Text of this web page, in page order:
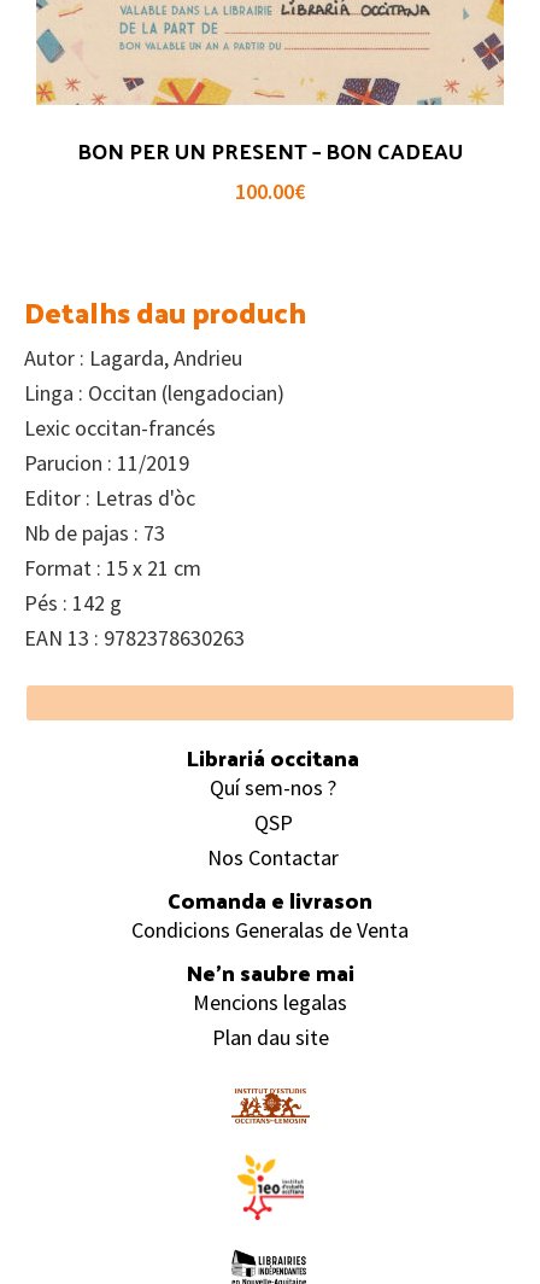
BON PER UN PRESENT – BON CADEAU
100.00€
Detalhs dau produch
Autor : Lagarda, Andrieu
Linga : Occitan (lengadocian)
Lexic occitan-francés
Parucion : 11/2019
Editor : Letras d'òc
Nb de pajas : 73
Format : 15 x 21 cm
Pés : 142 g
EAN 13 : 9782378630263
Footer
Librariá occitana
Quí sem-nos ?
QSP
Nos Contactar
Comanda e livrason
Condicions Generalas de Venta
Ne’n saubre mai
Mencions legalas
Plan dau site